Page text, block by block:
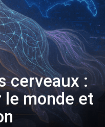
cerveaux :
le monde et